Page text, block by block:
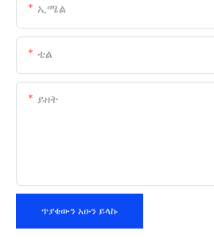
ኢሜል
ቴል
ይዘት
ጥያቄውን አሁን ይላኩ